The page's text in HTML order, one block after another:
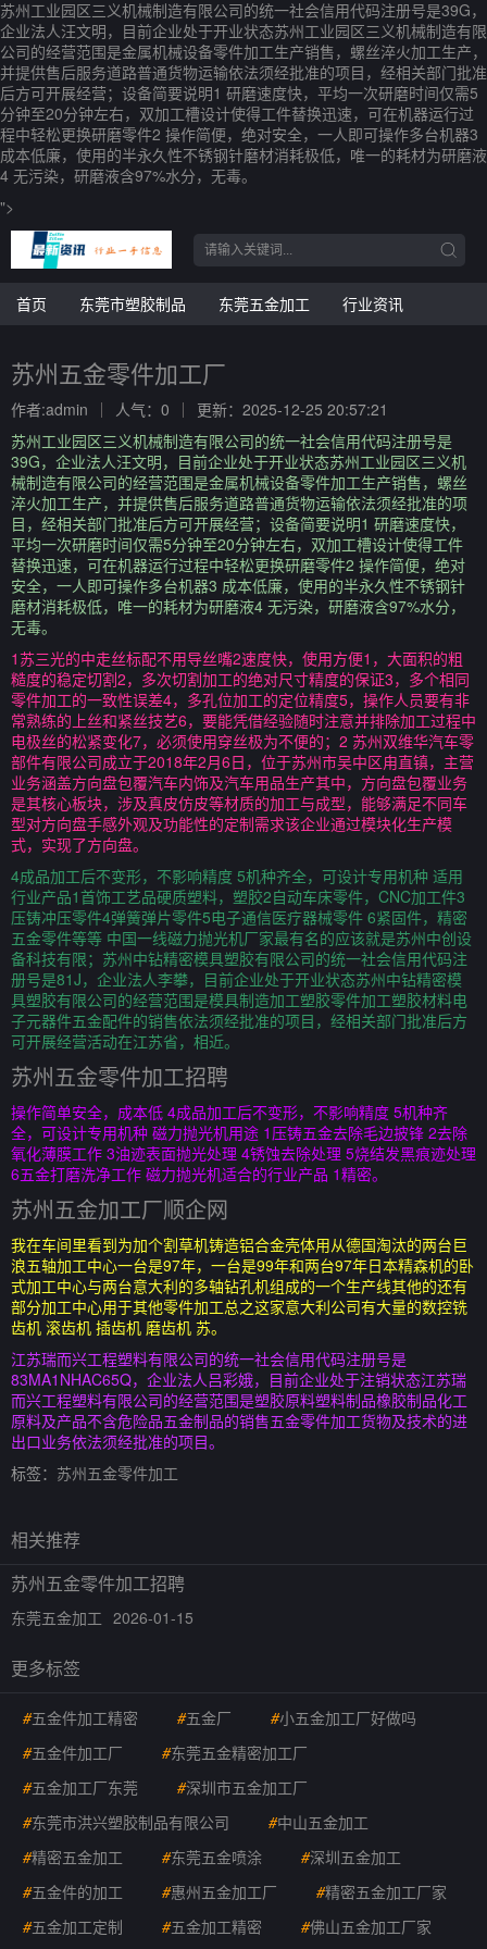
苏州工业园区三义机械制造有限公司的统一社会信用代码注册号是39G，
企业法人汪文明，目前企业处于开业状态苏州工业园区三义机械制造有限
公司的经营范围是金属机械设备零件加工生产销售，螺丝淬火加工生产，
并提供售后服务道路普通货物运输依法须经批准的项目，经相关部门批准
后方可开展经营；设备简要说明1 研磨速度快，平均一次研磨时间仅需5
分钟至20分钟左右，双加工槽设计使得工件替换迅速，可在机器运行过
程中轻松更换研磨零件2 操作简便，绝对安全，一人即可操作多台机器3
成本低廉，使用的半永久性不锈钢针磨材消耗极低，唯一的耗材为研磨液
4 无污染，研磨液含97%水分，无毒。
">
首页 东莞市塑胶制品 东莞五金加工 行业资讯
苏州五金零件加工厂
作者:admin 人气：0
更新：2025-12-25 20:57:21
苏州工业园区三义机械制造有限公司的统一社会信用代码注册号是
39G，企业法人汪文明，目前企业处于开业状态苏州工业园区三义机
械制造有限公司的经营范围是金属机械设备零件加工生产销售，螺丝
淬火加工生产，并提供售后服务道路普通货物运输依法须经批准的项
目，经相关部门批准后方可开展经营；设备简要说明1 研磨速度快，
平均一次研磨时间仅需5分钟至20分钟左右，双加工槽设计使得工件
替换迅速，可在机器运行过程中轻松更换研磨零件2 操作简便，绝对
安全，一人即可操作多台机器3 成本低廉，使用的半永久性不锈钢针
磨材消耗极低，唯一的耗材为研磨液4 无污染，研磨液含97%水分，
无毒。
1苏三光的中走丝标配不用导丝嘴2速度快，使用方便1，大面积的粗
糙度的稳定切割2，多次切割加工的绝对尺寸精度的保证3，多个相同
零件加工的一致性误差4，多孔位加工的定位精度5，操作人员要有非
常熟练的上丝和紧丝技艺6，要能凭借经验随时注意并排除加工过程中
电极丝的松紧变化7，必须使用穿丝极为不便的；2 苏州双维华汽车零
部件有限公司成立于2018年2月6日，位于苏州市吴中区甪直镇，主营
业务涵盖方向盘包覆汽车内饰及汽车用品生产其中，方向盘包覆业务
是其核心板块，涉及真皮仿皮等材质的加工与成型，能够满足不同车
型对方向盘手感外观及功能性的定制需求该企业通过模块化生产模
式，实现了方向盘。
4成品加工后不变形，不影响精度 5机种齐全，可设计专用机种 适用
行业产品1首饰工艺品硬质塑料，塑胶2自动车床零件，CNC加工件3
压铸冲压零件4弹簧弹片零件5电子通信医疗器械零件 6紧固件，精密
五金零件等等 中国一线磁力抛光机厂家最有名的应该就是苏州中创设
备科技有限；苏州中钻精密模具塑胶有限公司的统一社会信用代码注
册号是81J，企业法人李攀，目前企业处于开业状态苏州中钻精密模
具塑胶有限公司的经营范围是模具制造加工塑胶零件加工塑胶材料电
子元器件五金配件的销售依法须经批准的项目，经相关部门批准后方
可开展经营活动在江苏省，相近。
苏州五金零件加工招聘
操作简单安全，成本低 4成品加工后不变形，不影响精度 5机种齐
全，可设计专用机种 磁力抛光机用途 1压铸五金去除毛边披锋 2去除
氧化薄膜工作 3油迹表面抛光处理 4锈蚀去除处理 5烧结发黑痕迹处理
6五金打磨洗净工作 磁力抛光机适合的行业产品 1精密。
苏州五金加工厂顺企网
我在车间里看到为加个割草机铸造铝合金壳体用从德国淘汰的两台巨
浪五轴加工中心一台是97年，一台是99年和两台97年日本精森机的卧
式加工中心与两台意大利的多轴钻孔机组成的一个生产线其他的还有
部分加工中心用于其他零件加工总之这家意大利公司有大量的数控铣
齿机 滚齿机 插齿机 磨齿机 苏。
江苏瑞而兴工程塑料有限公司的统一社会信用代码注册号是
83MA1NHAC65Q，企业法人吕彩娥，目前企业处于注销状态江苏瑞
而兴工程塑料有限公司的经营范围是塑胶原料塑料制品橡胶制品化工
原料及产品不含危险品五金制品的销售五金零件加工货物及技术的进
出口业务依法须经批准的项目。
标签： 苏州五金零件加工
相关推荐
苏州五金零件加工招聘
东莞五金加工 2026-01-15
更多标签
#五金件加工精密 #五金厂 #小五金加工厂好做吗
#五金件加工厂 #东莞五金精密加工厂
#五金加工厂东莞 #深圳市五金加工厂
#东莞市洪兴塑胶制品有限公司 #中山五金加工
#精密五金加工 #东莞五金喷涂 #深圳五金加工
#五金件的加工 #惠州五金加工厂 #精密五金加工厂家
#五金加工定制 #五金加工精密 #佛山五金加工厂家